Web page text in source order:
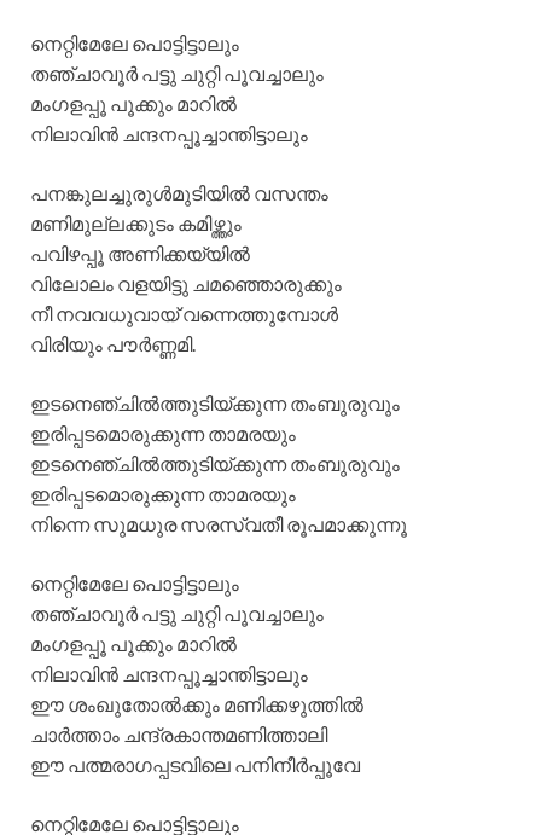
നെറ്റിമേലേ പൊട്ടിട്ടാലും
തഞ്ചാവൂർ പട്ടു ചുറ്റി പൂവച്ചാലും
മംഗളപ്പൂ പൂക്കും മാറിൽ
നിലാവിൻ ചന്ദനപ്പൂച്ചാന്തിട്ടാലും
പനങ്കുലച്ചുരുൾമുടിയിൽ വസന്തം
മണിമുല്ലക്കുടം കമിഴ്ത്തും
പവിഴപ്പൂ അണിക്കയ്യിൽ
വിലോലം വളയിട്ടു ചമഞ്ഞൊരുക്കും
നീ നവവധുവായ് വന്നെത്തുമ്പോൾ
വിരിയും പൗർണ്ണമി.
ഇടനെഞ്ചിൽത്തുടിയ്ക്കുന്ന തംബുരുവും
ഇരിപ്പടമൊരുക്കുന്ന താമരയും
ഇടനെഞ്ചിൽത്തുടിയ്ക്കുന്ന തംബുരുവും
ഇരിപ്പടമൊരുക്കുന്ന താമരയും
നിന്നെ സുമധുര സരസ്വതീ രൂപമാക്കുന്നൂ
നെറ്റിമേലേ പൊട്ടിട്ടാലും
തഞ്ചാവൂർ പട്ടു ചുറ്റി പൂവച്ചാലും
മംഗളപ്പൂ പൂക്കും മാറിൽ
നിലാവിൻ ചന്ദനപ്പൂച്ചാന്തിട്ടാലും
ഈ ശംഖുതോൽക്കും മണിക്കഴുത്തിൽ
ചാർത്താം ചന്ദ്രകാന്തമണിത്താലി
ഈ പത്മരാഗപ്പടവിലെ പനിനീർപ്പൂവേ
നെറ്റിമേലേ പൊട്ടിട്ടാലും